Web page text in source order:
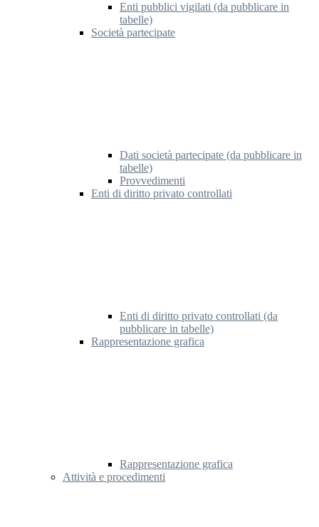
Enti pubblici vigilati (da pubblicare in
tabelle)
Società partecipate
Dati società partecipate (da pubblicare in
tabelle)
Provvedimenti
Enti di diritto privato controllati
Enti di diritto privato controllati (da
pubblicare in tabelle)
Rappresentazione grafica
Rappresentazione grafica
Attività e procedimenti